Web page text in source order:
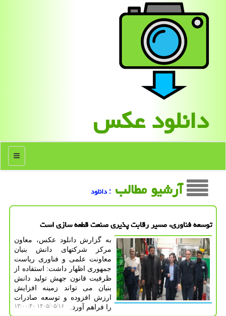
دانلود عكس
منو
آرشیو مطالب : دانلود
توسعه فناوری، مسیر رقابت پذیری صنعت قطعه سازی است
به گزارش دانلود عکس، معاون
مرکز شرکتهای دانش بنیان
معاونت علمی و فناوری ریاست
جمهوری اظهار داشت: استفاده از
ظرفیت قانون جهش تولید دانش
بنیان می تواند زمینه افزایش
ارزش افزوده و توسعه صادرات
را فراهم آورد.
۱۴۰۵/۰۵/۱۶ ۱۳:۰۰:۴۰